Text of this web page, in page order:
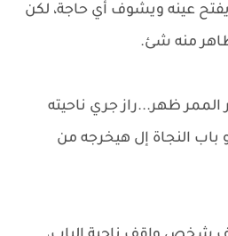
عينه ويشوف أي حاجة، لكن
منه شئ.
ظهر...راز جري ناحيته
باب النجاة إل هيخرجه من